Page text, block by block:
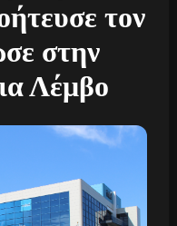
τον
στην
Λέμβο